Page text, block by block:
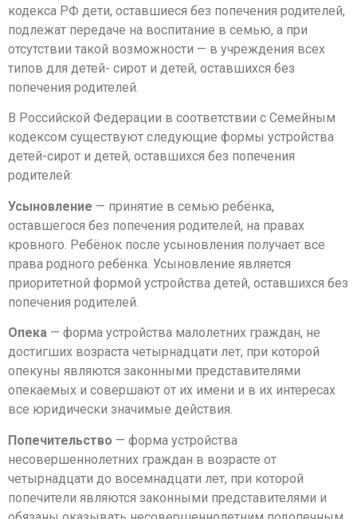
кодекса РФ дети, оставшиеся без попечения родителей,
подлежат передаче на воспитание в семью, а при
отсутствии такой возможности — в учреждения всех
типов для детей- сирот и детей, оставшихся без
попечения родителей.
В Российской Федерации в соответствии с Семейным
кодексом существуют следующие формы устройства
детей-сирот и детей, оставшихся без попечения
родителей:
Усыновление — принятие в семью ребёнка,
оставшегося без попечения родителей, на правах
кровного. Ребёнок после усыновления получает все
права родного ребёнка. Усыновление является
приоритетной формой устройства детей, оставшихся без
попечения родителей.
Опека — форма устройства малолетних граждан, не
достигших возраста четырнадцати лет, при которой
опекуны являются законными представителями
опекаемых и совершают от их имени и в их интересах
все юридически значимые действия.
Попечительство — форма устройства
несовершеннолетних граждан в возрасте от
четырнадцати до восемнадцати лет, при которой
попечители являются законными представителями и